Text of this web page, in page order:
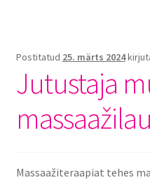
Postitatud 25. märts 2024
Jutustaja
Massaažiteraapiat tehes